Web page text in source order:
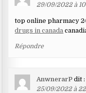
29/09/2022 à
top online pharmacy
drugs in canada
Répondre
AnwnerarP dit :
25/09/2022 à